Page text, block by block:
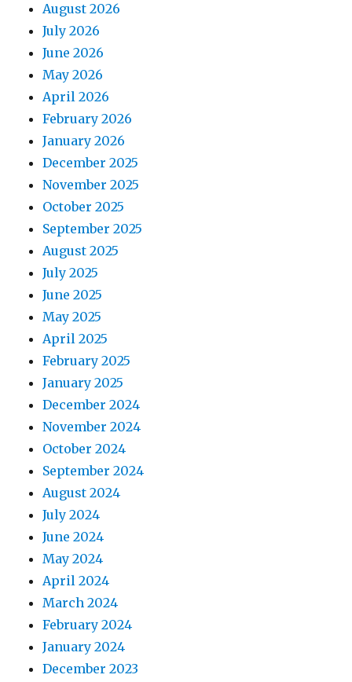
August 2026
July 2026
June 2026
May 2026
April 2026
February 2026
January 2026
December 2025
November 2025
October 2025
September 2025
August 2025
July 2025
June 2025
May 2025
April 2025
February 2025
January 2025
December 2024
November 2024
October 2024
September 2024
August 2024
July 2024
June 2024
May 2024
April 2024
March 2024
February 2024
January 2024
December 2023